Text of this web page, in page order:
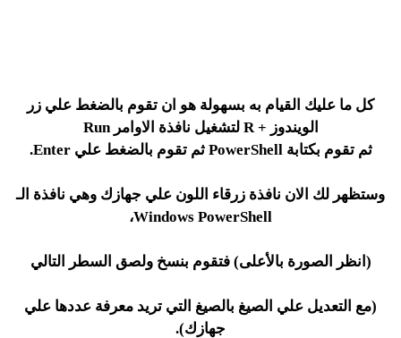
كل ما عليك القيام به بسهولة هو ان تقوم بالضغط علي زر
الويندوز + R
لتشغيل نافذة الاوامرRun
ثم تقوم بكتابة PowerShell ثم تقوم بالضغط عليEnter
.
وستظهر لك الان نافذة زرقاء اللون علي جهازك وهي نافذة الـ
Windows PowerShell،
(انظر الصورة بالأعلى) فتقوم بنسخ ولصق السطر التالي
(مع التعديل علي الصيغ بالصيغ التي تريد معرفة عددها علي
جهازك).